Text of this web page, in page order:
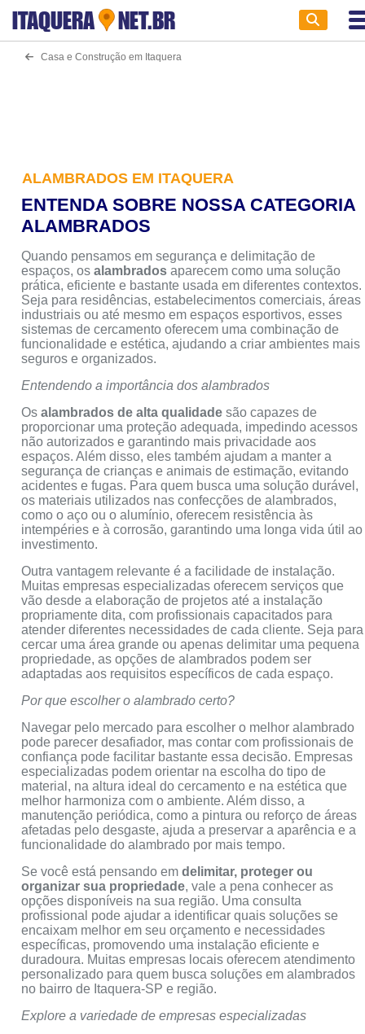
ITAQUERA NET.BR
Casa e Construção em Itaquera
ALAMBRADOS EM ITAQUERA
ENTENDA SOBRE NOSSA CATEGORIA
ALAMBRADOS
Quando pensamos em segurança e delimitação de
espaços, osalambrados aparecem como uma solução
prática, eficiente e bastante usada em diferentes contextos.
Seja para residências, estabelecimentos comerciais, áreas
industriais ou até mesmo em espaços esportivos, esses
sistemas de cercamento oferecem uma combinação de
funcionalidade e estética, ajudando a criar ambientes mais
seguros e organizados.
Entendendo a importância dos alambrados
Osalambrados de alta qualidade são capazes de
proporcionar uma proteção adequada, impedindo acessos
não autorizados e garantindo mais privacidade aos
espaços. Além disso, eles também ajudam a manter a
segurança de crianças e animais de estimação, evitando
acidentes e fugas. Para quem busca uma solução durável,
os materiais utilizados nas confecções de alambrados,
como o aço ou o alumínio, oferecem resistência às
intempéries e à corrosão, garantindo uma longa vida útil ao
investimento.
Outra vantagem relevante é a facilidade de instalação.
Muitas empresas especializadas oferecem serviços que
vão desde a elaboração de projetos até a instalação
propriamente dita, com profissionais capacitados para
atender diferentes necessidades de cada cliente. Seja para
cercar uma área grande ou apenas delimitar uma pequena
propriedade, as opções de alambrados podem ser
adaptadas aos requisitos específicos de cada espaço.
Por que escolher o alambrado certo?
Navegar pelo mercado para escolher o melhor alambrado
pode parecer desafiador, mas contar com profissionais de
confiança pode facilitar bastante essa decisão. Empresas
especializadas podem orientar na escolha do tipo de
material, na altura ideal do cercamento e na estética que
melhor harmoniza com o ambiente. Além disso, a
manutenção periódica, como a pintura ou reforço de áreas
afetadas pelo desgaste, ajuda a preservar a aparência e a
funcionalidade do alambrado por mais tempo.
Se você está pensando emdelimitar, proteger ou
organizar sua propriedade, vale a pena conhecer as
opções disponíveis na sua região. Uma consulta
profissional pode ajudar a identificar quais soluções se
encaixam melhor em seu orçamento e necessidades
específicas, promovendo uma instalação eficiente e
duradoura. Muitas empresas locais oferecem atendimento
personalizado para quem busca soluções em alambrados
no bairro de Itaquera-SP e região.
Explore a variedade de empresas especializadas